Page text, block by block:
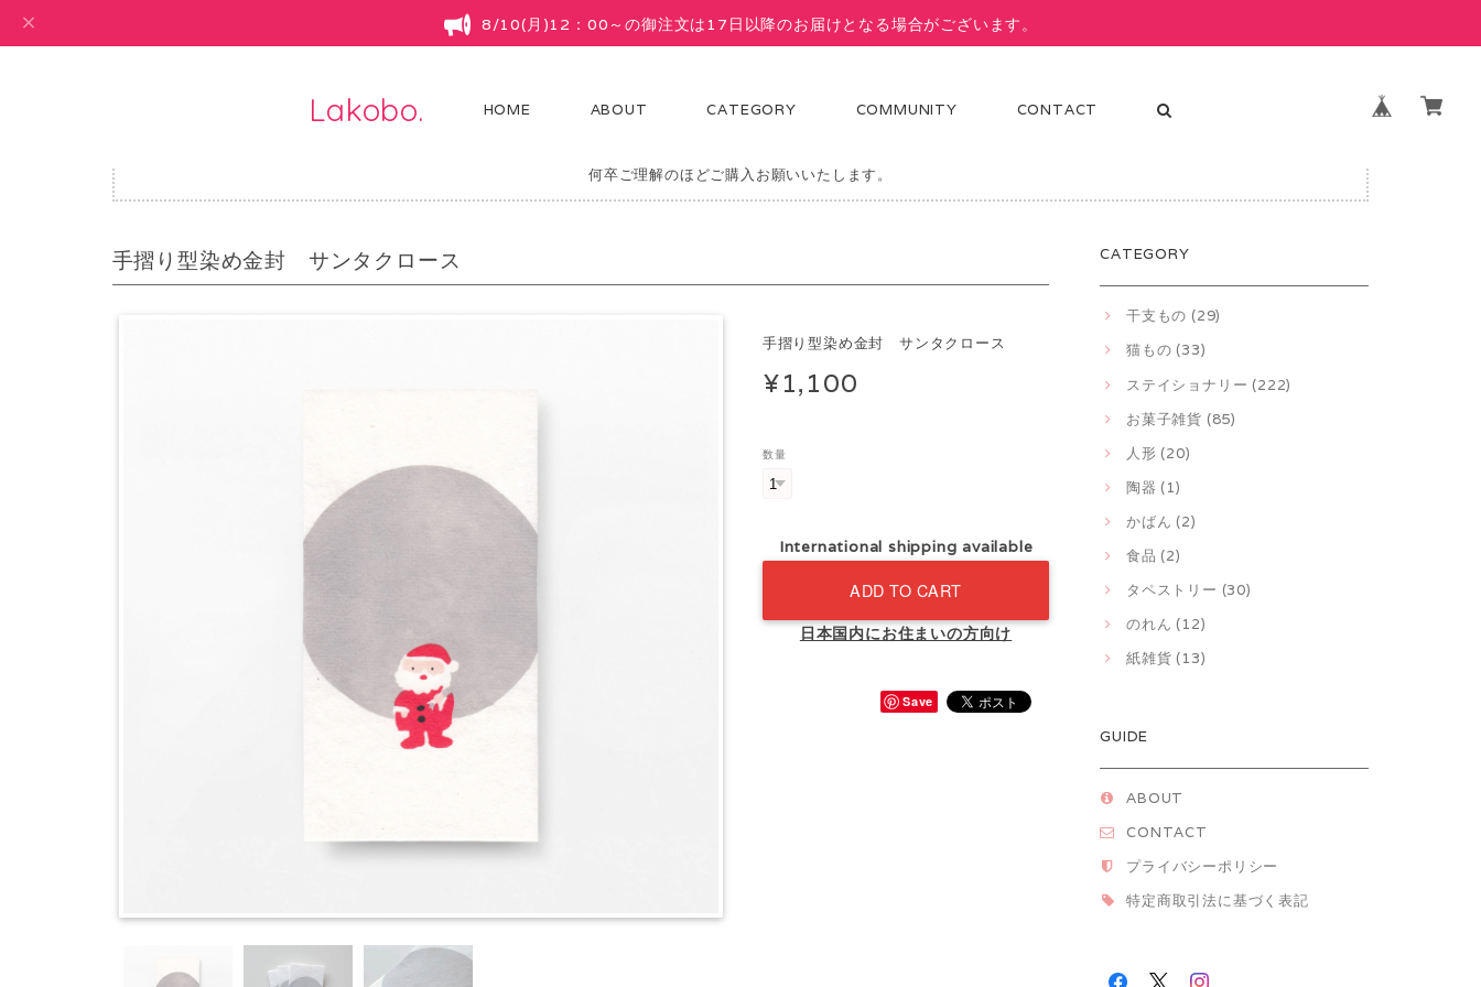
8/10(月)12：00～の御注文は17日以降のお届けとなる場合がございます。
Lakobo. HOME ABOUT CATEGORY COMMUNITY
CONTACT
何卒ご理解のほどご購入お願いいたします。
手摺り型染め金封 サンタクロース
手摺り型染め金封 サンタクロース
¥1,100
数量
International shipping available
ADD TO CART
日本国内にお住まいの方向け
Save
CATEGORY
干支もの (29)
猫もの (33)
ステイショナリー (222)
お菓子雑貨 (85)
人形 (20)
陶器 (1)
かばん (2)
食品 (2)
タペストリー (30)
のれん (12)
紙雑貨 (13)
GUIDE
ABOUT
CONTACT
プライバシーポリシー
特定商取引法に基づく表記